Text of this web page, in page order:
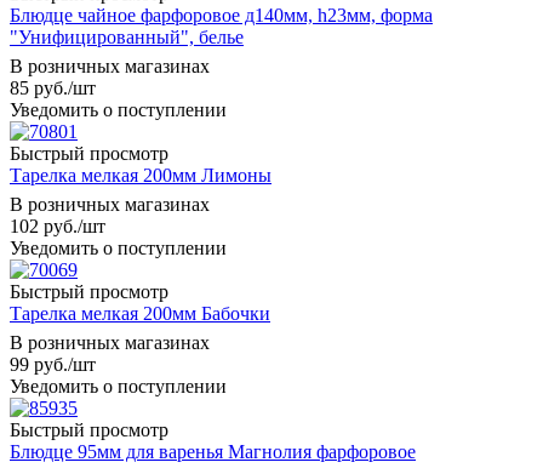
Блюдце чайное фарфоровое д140мм, h23мм, форма
"Унифицированный", белье
В розничных магазинах
85 руб./шт
Уведомить о поступлении
Быстрый просмотр
Тарелка мелкая 200мм Лимоны
В розничных магазинах
102 руб./шт
Уведомить о поступлении
Быстрый просмотр
Тарелка мелкая 200мм Бабочки
В розничных магазинах
99 руб./шт
Уведомить о поступлении
Быстрый просмотр
Блюдце 95мм для варенья Магнолия фарфоровое